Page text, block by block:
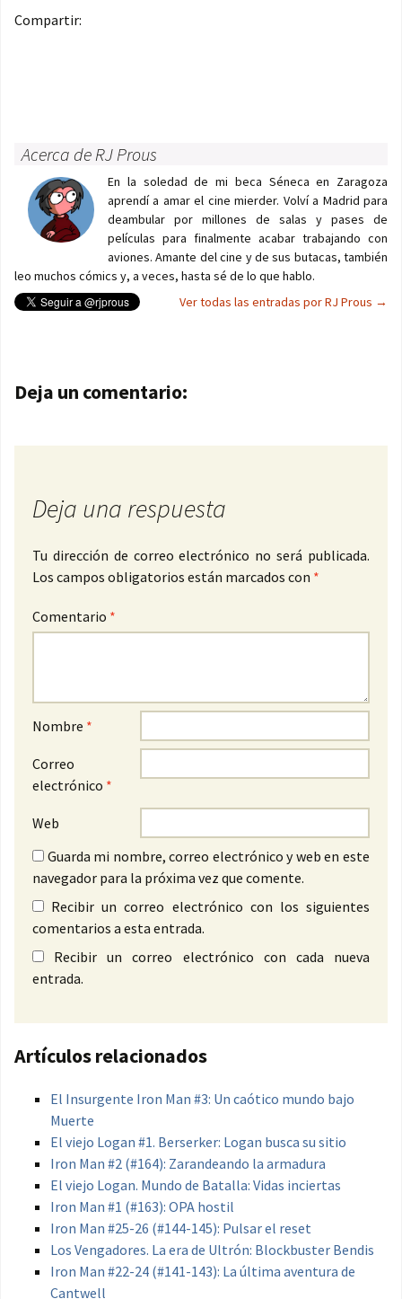
Compartir:
Acerca de RJ Prous
En la soledad de mi beca Séneca en Zaragoza
aprendí a amar el cine mierder. Volví a Madrid para
deambular por millones de salas y pases de
películas para finalmente acabar trabajando con
aviones. Amante del cine y de sus butacas, también
leo muchos cómics y, a veces, hasta sé de lo que hablo.
Ver todas las entradas por RJ Prous →
Navegación de entradas
Deja un comentario:
Deja una respuesta
Tu dirección de correo electrónico no será publicada.
Los campos obligatorios están marcados con *
Comentario *
Nombre *
Correo
electrónico *
Web
Guarda mi nombre, correo electrónico y web en este
navegador para la próxima vez que comente.
Recibir un correo electrónico con los siguientes
comentarios a esta entrada.
Recibir un correo electrónico con cada nueva
entrada.
Artículos relacionados
El Insurgente Iron Man #3: Un caótico mundo bajo
Muerte
El viejo Logan #1. Berserker: Logan busca su sitio
Iron Man #2 (#164): Zarandeando la armadura
El viejo Logan. Mundo de Batalla: Vidas inciertas
Iron Man #1 (#163): OPA hostil
Iron Man #25-26 (#144-145): Pulsar el reset
Los Vengadores. La era de Ultrón: Blockbuster Bendis
Iron Man #22-24 (#141-143): La última aventura de
Cantwell